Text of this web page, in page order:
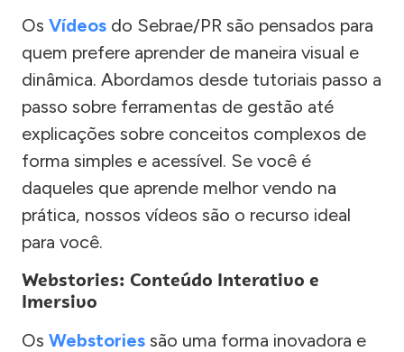
Os Vídeos do Sebrae/PR são pensados para
quem prefere aprender de maneira visual e
dinâmica. Abordamos desde tutoriais passo a
passo sobre ferramentas de gestão até
explicações sobre conceitos complexos de
forma simples e acessível. Se você é
daqueles que aprende melhor vendo na
prática, nossos vídeos são o recurso ideal
para você.
Webstories: Conteúdo Interativo e
Imersivo
Os Webstories são uma forma inovadora e